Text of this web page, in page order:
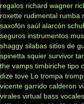
regalos richard wagner
roxette rudimental rumba
saxofón saúl alarcón
seguros instrumentos
shaggy silabas sitios de
spinetta squier survivor
the vamps timbiriche tipo
dize tove Lo trompa
vicente garrido calderon
virales virtual bass vocales